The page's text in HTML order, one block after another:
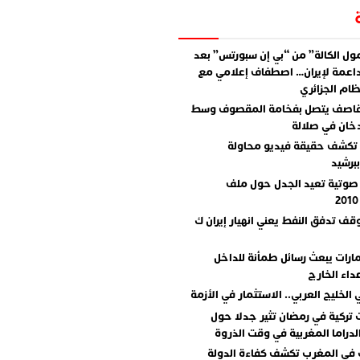
الكالة” من “بي إن سبورتس” بعد
لإيران… اصطفاف إعلامي مع
الجزائري
يتصل بفخامة المقصوف وسط
في صلالة
تكشف حقيقة فيديو محاولة
صوتية تعيد الجدل حول ملف
تدفق النفط يعني انهيار إيران ك
يبعث رسائل طمأنة للداخل
الخارج
الخليج العربي.. الاستثمار في الأزمة
في رمضان تثير جدلا حول
المغربية في وقت الذروة
في المغرب تكشف كفاءة الدولة